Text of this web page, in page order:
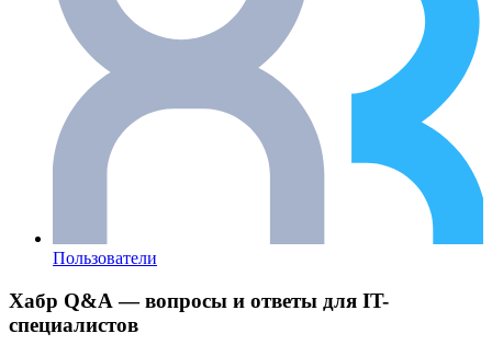
Пользователи
Хабр Q&A — вопросы и ответы для IT-
специалистов